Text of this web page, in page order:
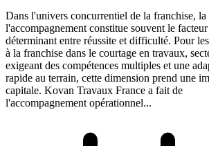
Dans l'univers concurrentiel de la franchise, la
l'accompagnement constitue souvent le facteur
déterminant entre réussite et difficulté. Pour
à la franchise dans le courtage en travaux,
exigeant des compétences multiples et une
rapide au terrain, cette dimension prend une
capitale. Kovan Travaux France a fait de
l'accompagnement opérationnel...